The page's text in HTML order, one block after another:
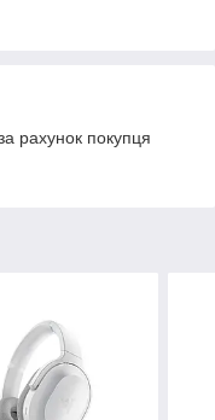
рахунок покупця